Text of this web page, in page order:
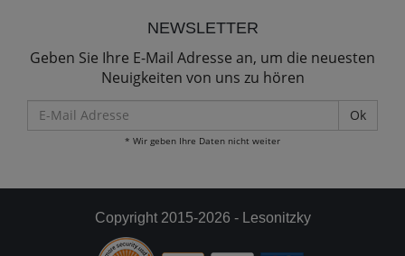
NEWSLETTER
Geben Sie Ihre E-Mail Adresse an, um die neuesten
Neuigkeiten von uns zu hören
Mail
Adresse
* Wir geben Ihre Daten nicht weiter
Copyright 2015-2026 - Lesonitzky